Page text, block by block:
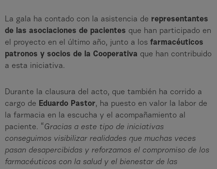
La gala ha contado con la asistencia de representantes
de las asociaciones de pacientes que han participado en
el proyecto en el último año, junto a los farmacéuticos
patronos y socios de la Cooperativa que han contribuido
a esta iniciativa.
Durante la clausura del acto, que también ha corrido a
cargo de Eduardo Pastor, ha puesto en valor la labor de
la farmacia en la escucha y el acompañamiento al
paciente. “Gracias a este tipo de iniciativas
conseguimos visibilizar realidades que muchas veces
pasan desapercibidas y reforzamos el compromiso de los
farmacéuticos con la salud y el bienestar de las